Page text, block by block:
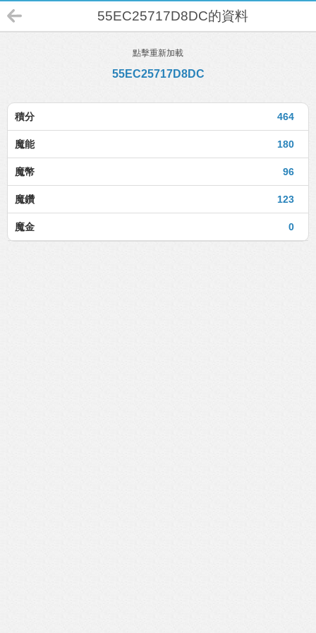
55EC25717D8DC的資料
點擊重新加載
55EC25717D8DC
464
積分
180
魔能
96
魔幣
123
魔鑽
0
魔金